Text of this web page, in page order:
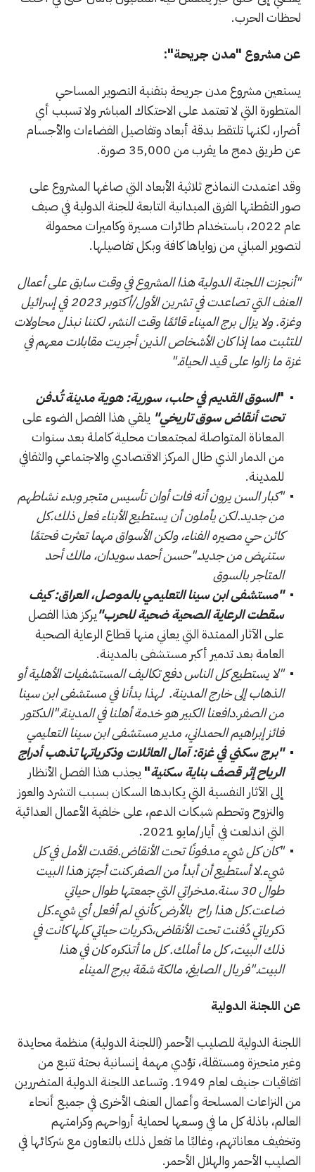
لحظات الحرب.
عن مشروع "مدن جريحة":
يستعين مشروع مدن جريحة بتقنية التصوير المساحي
المتطورة التي لا تعتمد على الاحتكاك المباشر ولا تسبب أي
أضرار، لكنها تلتقط بدقة أبعاد وتفاصيل الفضاءات والأجسام
عن طريق دمج ما يقرب من 35,000 صورة.
وقد اعتمدت النماذج ثلاثية الأبعاد التي صاغها المشروع على
صور التقطتها الفرق الميدانية التابعة للجنة الدولية في صيف
عام 2022، باستخدام طائرات مسيرة وكاميرات محمولة
لتصوير المباني من زواياها كافة وبكل تفاصيلها.
"أنجزت اللجنة الدولية هذا المشروع في وقت سابق على أعمال
العنف التي تصاعدت في تشرين الأول/أكتوبر 2023 في إسرائيل
وغزة. ولا يزال برج الميناء قائمًا وقت النشر، لكننا نبذل محاولات
للتثبت مما إذا كان الأشخاص الذين أجريت مقابلات معهم في
غزة ما زالوا على قيد الحياة."
"السوق القديم في حلب، سورية: هوية مدينة تُدفن
تحت أنقاض سوق تاريخي" يلقي هذا الفصل الضوء على
المعاناة المتواصلة لمجتمعات محلية كاملة بعد سنوات
من الدمار الذي طال المركز الاقتصادي والاجتماعي والثقافي
للمدينة.
"كبار السن يرون أنه فات أوان تأسيس متجر وبدء نشاطهم
من جديد.لكن يأملون أن يستطيع الأبناء فعل ذلك.كل
كائن حي مصيره الفناء، ولكن الأسواق مهما تعثرت فحتمًا
ستنهض من جديد."حسن أحمد سويدان، مالك أحد
المتاجر بالسوق
"مستشفى ابن سينا التعليمي بالموصل، العراق: كيف
سقطت الرعاية الصحية ضحية للحرب"يركز هذا الفصل
على الآثار الممتدة التي يعاني منها قطاع الرعاية الصحية
العامة بعد تدمير أكبر مستشفى بالمدينة.
"لا يستطيع كل الناس دفع تكاليف المستشفيات الأهلية أو
الذهاب إلى خارج المدينة. لهذا بدأنا في مستشفى ابن سينا
من الصفر.دافعنا الكبير هو خدمة أهلنا في المدينة."الدكتور
فائز إبراهيم الحمداني، مدير مستشفى ابن سينا التعليمي
"برج سكني في غزة: آمال العائلات وذكرياتها تذهب أدراج
الرياح إثر قصف بناية سكنية" يجذب هذا الفصل الأنظار
إلى الآثار النفسية التي يكابدها السكان بسبب التشرد والعوز
والنزوح وتحطم شبكات الدعم، على خلفية الأعمال العدائية
التي اندلعت في أيار/مايو 2021.
"كان كل شيء مدفونًا تحت الأنقاض.فقدت الأمل في كل
شيء.لا أستطيع أن أبدأ من الصفر.كنت أجهّز هذا البيت
طوال 30 سنة.مدخراتي التي جمعتها طوال حياتي
ضاعت.كل هذا راح بالأرض كأنني لم أفعل أي شيء.كل
ذكرياتي دُفنت تحت الأنقاض،ذكريات حياتي كلها كانت في
ذلك البيت، كل ما أملك. كل ما أتذكره كان في هذا
البيت."فريال الصايغ، مالكة شقة ببرج الميناء
عن اللجنة الدولية
اللجنة الدولية للصليب الأحمر (اللجنة الدولية) منظمة محايدة
وغير متحيزة ومستقلة، تؤدي مهمة إنسانية بحتة تنبع من
اتفاقيات جنيف لعام 1949. وتساعد اللجنة الدولية المتضررين
من النزاعات المسلحة وأعمال العنف الأخرى في جميع أنحاء
العالم، باذلة كل ما في وسعها لحماية أرواحهم وكرامتهم
وتخفيف معاناتهم، وغالبًا ما تفعل ذلك بالتعاون مع شركائها في
الصليب الأحمر والهلال الأحمر.